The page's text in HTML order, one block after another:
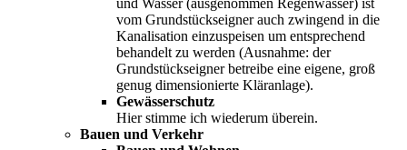
vom Grundstückseigner auch zwingend in die
Kanalisation einzuspeisen um entsprechend
behandelt zu werden (Ausnahme: der
Grundstückseigner betreibe eine eigene, groß
genug dimensionierte Kläranlage).
Gewässerschutz
Hier stimme ich wiederum überein.
Bauen und Verkehr